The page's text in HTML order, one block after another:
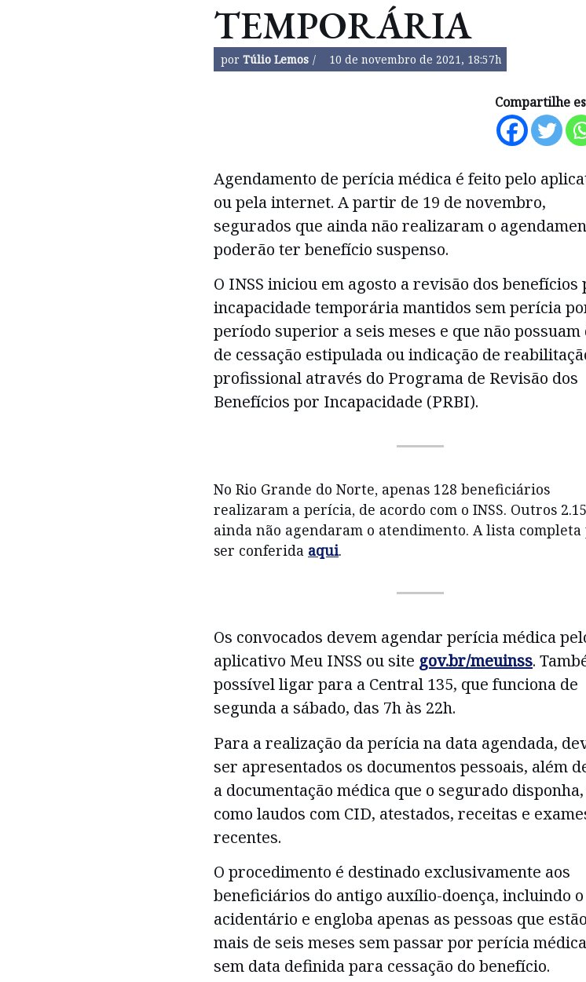
TEMPORÁRIA
por Túlio Lemos 10 de novembro de 2021, 18:57h
Compartilhe
Agendamento de perícia médica é feito pelo
ou pela internet. A partir de 19 de novembro,
segurados que ainda não realizaram o
poderão ter benefício suspenso.
O INSS iniciou em agosto a revisão dos benefícios
incapacidade temporária mantidos sem perícia
período superior a seis meses e que não possuam
de cessação estipulada ou indicação de
profissional através do Programa de Revisão dos
Benefícios por Incapacidade (PRBI).
No Rio Grande do Norte, apenas 128 beneficiários
realizaram a perícia, de acordo com o INSS. Outros
ainda não agendaram o atendimento. A lista completa
ser conferida aqui.
Os convocados devem agendar perícia médica
aplicativo Meu INSS ou site gov.br/meuinss.
possível ligar para a Central 135, que funciona de
segunda a sábado, das 7h às 22h.
Para a realização da perícia na data agendada,
ser apresentados os documentos pessoais, além
a documentação médica que o segurado
como laudos com CID, atestados, receitas e
recentes.
O procedimento é destinado exclusivamente aos
beneficiários do antigo auxílio-doença, incluindo o
acidentário e engloba apenas as pessoas que
mais de seis meses sem passar por perícia
sem data definida para cessação do benefício.